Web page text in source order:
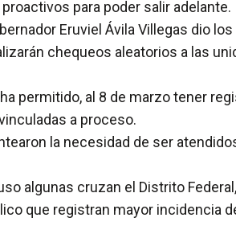
para poder salir adelante.
Eruviel Ávila Villegas dio
chequeos aleatorios a las
permitido, al 8 de marzo tener
a proceso.
la necesidad de ser
algunas cruzan el Distrito
que registran mayor incidencia